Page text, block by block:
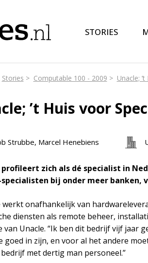
STORIES
Stories Computable 100 - 2009 Unacle;
’t Huis voor
Strubbe, Marcel Henebiens
profileert zich als dé specialist in
specialisten bij onder meer
werkt onafhankelijk van
diensten als remote beheer,
van Unacle. “Ik ben dit bedrijf vijf jaar
goed in zijn, en voor al het andere
met dertig man personeel.”